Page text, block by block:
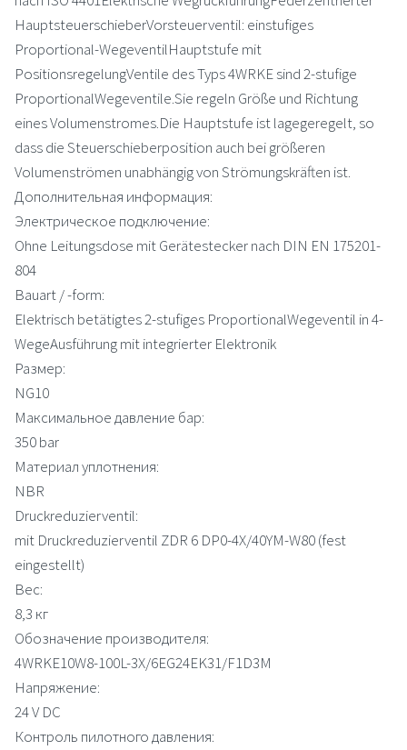
HauptsteuerschieberVorsteuerventil: einstufiges
Proportional-WegeventilHauptstufe mit
PositionsregelungVentile des Typs 4WRKE sind 2-stufige
ProportionalWegeventile.Sie regeln Größe und Richtung
eines Volumenstromes.Die Hauptstufe ist lagegeregelt, so
dass die Steuerschieberposition auch bei größeren
Volumenströmen unabhängig von Strömungskräften ist.
Дополнительная информация:
Электрическое подключение:
Ohne Leitungsdose mit Gerätestecker nach DIN EN 175201-
804
Bauart / -form:
Elektrisch betätigtes 2-stufiges ProportionalWegeventil in 4-
WegeAusführung mit integrierter Elektronik
Размер:
NG10
Максимальное давление бар:
350 bar
Материал уплотнения:
NBR
Druckreduzierventil:
mit Druckreduzierventil ZDR 6 DP0-4X/40YM-W80 (fest
eingestellt)
Вес:
8,3 кг
Обозначение производителя:
4WRKE10W8-100L-3X/6EG24EK31/F1D3M
Напряжение:
24 V DC
Контроль пилотного давления: